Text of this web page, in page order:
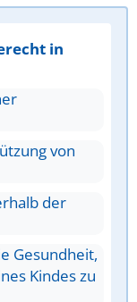
in
von
der
Gesundheit,
Kindes zu